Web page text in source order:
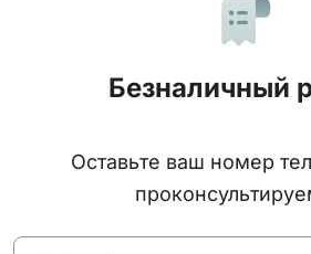
Безналичный
Оставьте ваш номер телефона и мы